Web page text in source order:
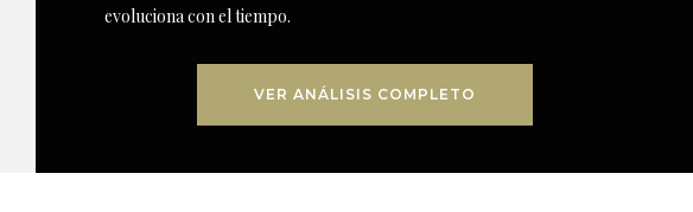
evoluciona con el tiempo.
VER ANÁLISIS COMPLETO